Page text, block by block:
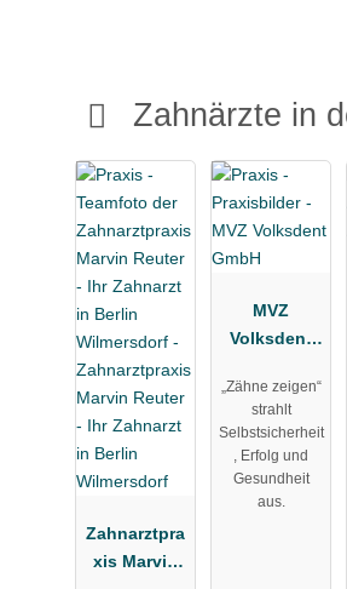
Zahnärzte in
Zahnarztpra
xis Marvin
MVZ
Volksdent
„Zähne zeigen“
strahlt
Selbstsicherheit
, Erfolg und
Gesundheit
aus.